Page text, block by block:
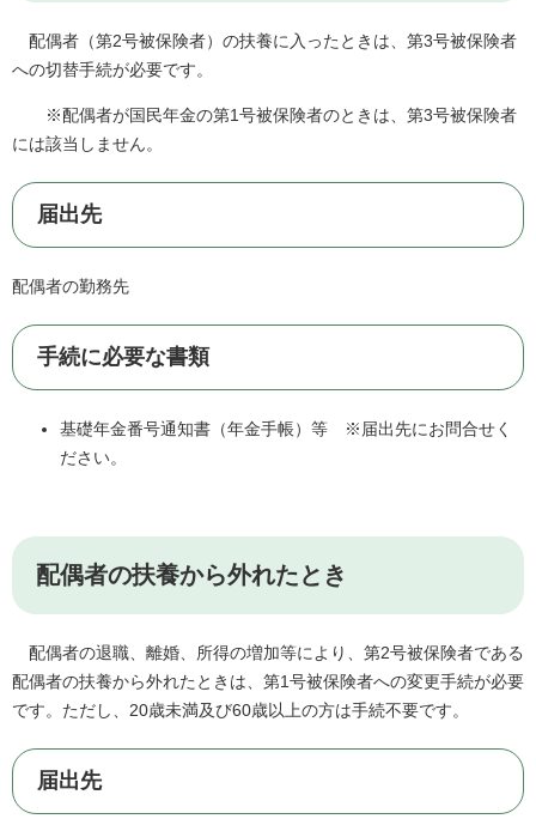
配偶者（第2号被保険者）の扶養に入ったときは、第3号被保険者
への切替手続が必要です。
※配偶者が国民年金の第1号被保険者のときは、第3号被保険者
には該当しません。
届出先
配偶者の勤務先
手続に必要な書類
基礎年金番号通知書（年金手帳）等 ※届出先にお問合せく
ださい。
配偶者の扶養から外れたとき
配偶者の退職、離婚、所得の増加等により、第2号被保険者である
配偶者の扶養から外れたときは、第1号被保険者への変更手続が必要
です。ただし、20歳未満及び60歳以上の方は手続不要です。
届出先